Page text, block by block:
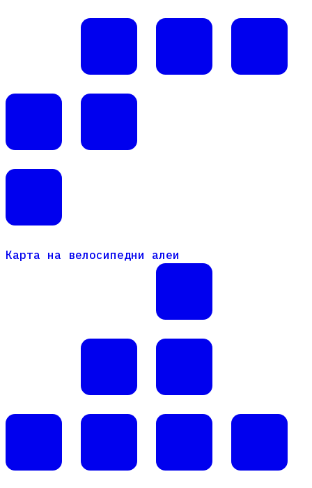
Карта на велосипедни алеи
Карта на велосипедни алеи